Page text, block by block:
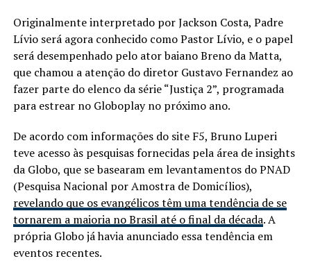
Originalmente interpretado por Jackson Costa, Padre
Lívio será agora conhecido como Pastor Lívio, e o papel
será desempenhado pelo ator baiano Breno da Matta,
que chamou a atenção do diretor Gustavo Fernandez ao
fazer parte do elenco da série “Justiça 2”, programada
para estrear no Globoplay no próximo ano.
De acordo com informações do site F5, Bruno Luperi
teve acesso às pesquisas fornecidas pela área de insights
da Globo, que se basearam em levantamentos do PNAD
(Pesquisa Nacional por Amostra de Domicílios),
revelando que os evangélicos têm uma tendência de se
tornarem a maioria no Brasil até o final da década. A
própria Globo já havia anunciado essa tendência em
eventos recentes.